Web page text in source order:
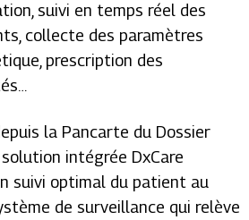
suivi en temps réel des
collecte des paramètres
prescription des
la Pancarte du Dossier
intégrée DxCare
suivi optimal du patient au
de surveillance qui relève